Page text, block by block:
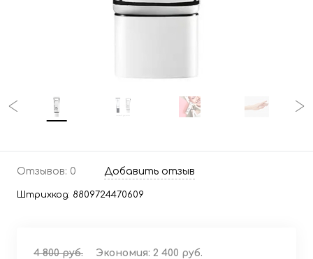
Отзывов: 0 Добавить отзыв
Штрихкод: 8809724470609
4 800 руб. Экономия: 2 400 руб.